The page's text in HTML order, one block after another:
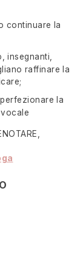
continuare la
insegnanti,
raffinare la
la